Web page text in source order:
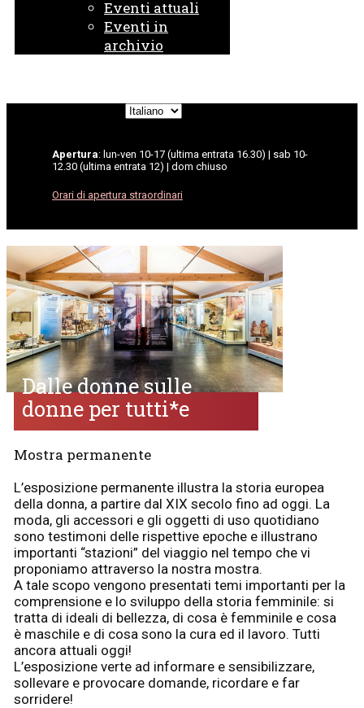
Eventi attuali
Eventi in
archivio
Scegli
Apertura: lun-ven 10-17 (ultima entrata 16.30) | sab 10-
12.30 (ultima entrata 12) | dom chiuso
Orari di apertura straordinari
Dalle donne sulle
donne per tutti*e
Mostra permanente
L’esposizione permanente illustra la storia europea
della donna, a partire dal XIX secolo fino ad oggi. La
moda, gli accessori e gli oggetti di uso quotidiano
sono testimoni delle rispettive epoche e illustrano
importanti “stazioni” del viaggio nel tempo che vi
proponiamo attraverso la nostra mostra.
A tale scopo vengono presentati temi importanti per la
comprensione e lo sviluppo della storia femminile: si
tratta di ideali di bellezza, di cosa è femminile e cosa
è maschile e di cosa sono la cura ed il lavoro. Tutti
ancora attuali oggi!
L’esposizione verte ad informare e sensibilizzare,
sollevare e provocare domande, ricordare e far
sorridere!